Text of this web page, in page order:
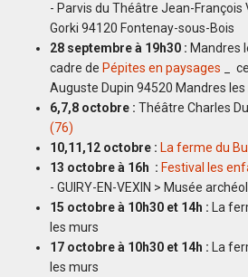
- Parvis du Théâtre Jean-
Gorki 94120 Fontenay-sous-Bois
28 septembre à 19h30 : Mandres
cadre de Pépites en paysages _
Auguste Dupin 94520 Mandres les
6,7,8 octobre : Théâtre Charles
(76)
10,11,12 octobre : La ferme du
13 octobre à 16h : Festival les
- GUIRY-EN-VEXIN > Musée
15 octobre à 10h30 et 14h : La
les murs
17 octobre à 10h30 et 14h : La
les murs